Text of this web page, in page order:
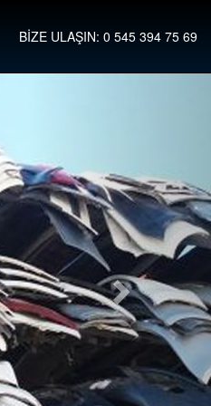
BİZE ULAŞIN: 0 545 394 75 69